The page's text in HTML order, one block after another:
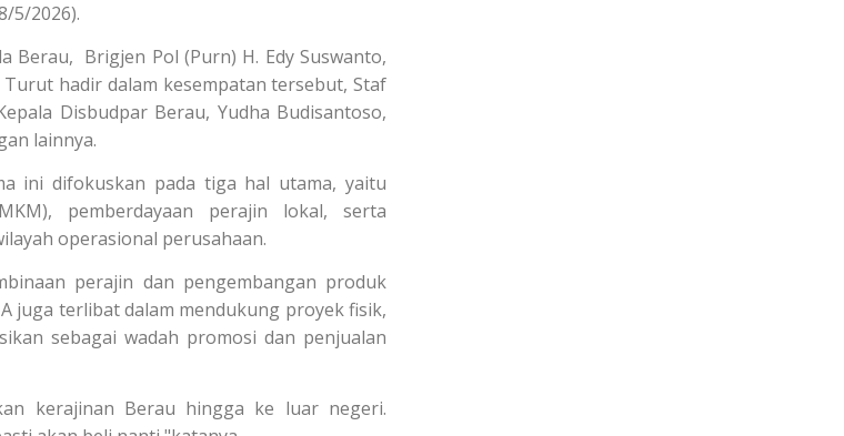
5/2026).
Berau, Brigjen Pol (Purn) H. Edy Suswanto,
Turut hadir dalam kesempatan tersebut, Staf
Disbudpar Berau, Yudha Budisantoso,
lainnya.
ini difokuskan pada tiga hal utama, yaitu
pemberdayaan perajin lokal, serta
operasional perusahaan.
perajin dan pengembangan produk
juga terlibat dalam mendukung proyek fisik,
sebagai wadah promosi dan penjualan
kerajinan Berau hingga ke luar negeri.